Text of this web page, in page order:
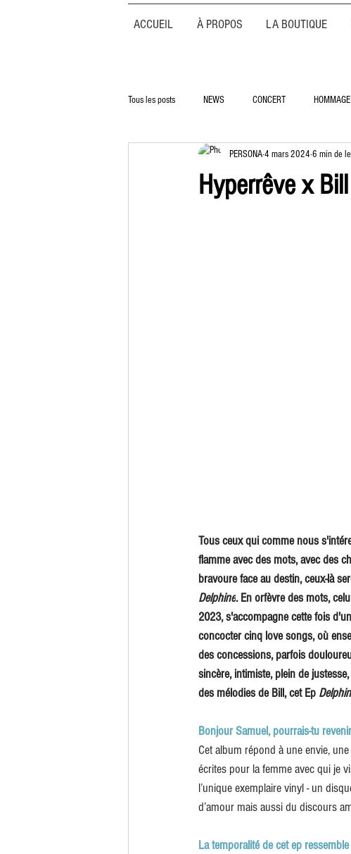
ACCUEIL À PROPOS LA BOUTIQUE
Tous les posts NEWS CONCERT HOMMAGE
Hyperrêve x
PERSONA4 mars 2024 6 min de
Tous ceux qui comme nous
flamme avec des mots, avec des
bravoure face au destin, ceux-là
Delphine. En orfèvre des mots,
2023, s'accompagne cette fois
concocter cinq love songs, où
des concessions, parfois
sincère, intimiste, plein de
des mélodies de Bill, cet Ep
Bonjour Samuel, pourrais-tu
Cet album répond à une envie,
écrites pour la femme avec qui je
l’unique exemplaire vinyl - un
d’amour mais aussi du discours
La temporalité de cet ep